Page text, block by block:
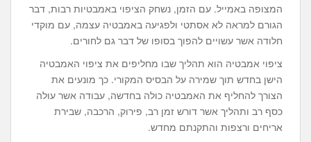
המצופה באמייל. עם הזמן, נשחק הציפוי באמבטיות רבות, דבר
הגורם למראה לא אסתטי ולפגיעה באמבטיה עצמה, עם מוקדי
חלודה אשר עשויים להפוך בסופו של דבר גם לחורים.
ציפוי אמבטיה הוא תהליך שבו מחליפים את ציפוי האמבטיה
הישן בחדש תוך שמירה על הבסיס המקורי. כך מונעים את
הצורך להחליף את האמבטיה כולה בחדשה, עבודה אשר עולה
כסף רב ותהליך אשר דורש זמן רב, פירוק, הרכבה, שבירת
אריחים ורצפות והתקנתם מחדש.